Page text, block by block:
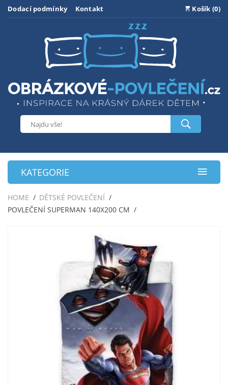
Dodací podmínky Kontakt Košík (0)
KATEGORIE
HOME
DĚTSKÉ POVLEČENÍ
POVLEČENÍ SUPERMAN 140X200 CM